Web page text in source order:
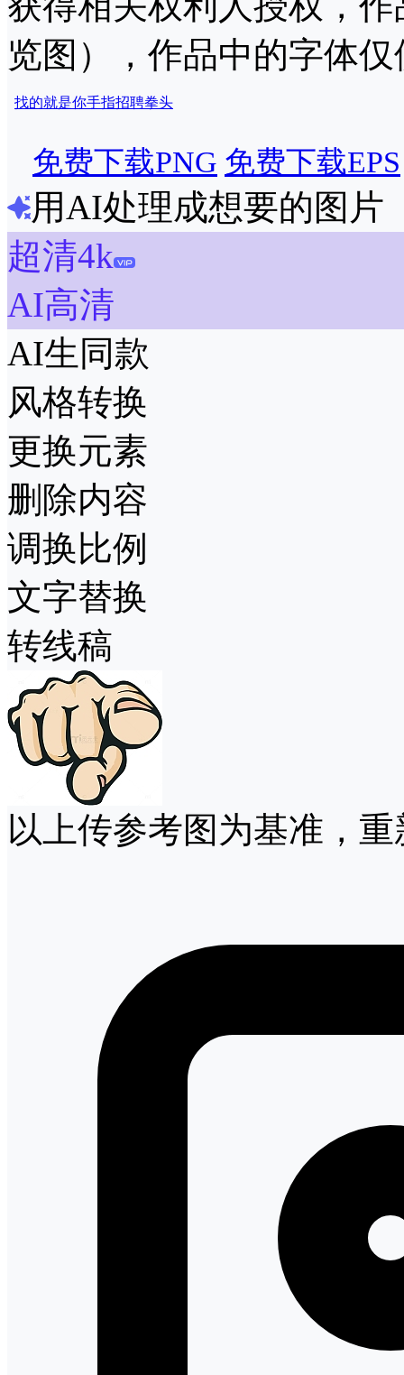
览图），作品中的字体
找的就是你手指招聘拳头
免费下载PNG 免费下载EPS
用AI处理成想要的图片
超清4k
AI高清
AI生同款
风格转换
更换元素
删除内容
调换比例
文字替换
转线稿
以上传参考图为基准，